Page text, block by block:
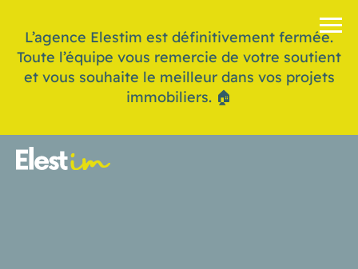
L’agence Elestim est définitivement fermée.
Toute l’équipe vous remercie de votre soutient
et vous souhaite le meilleur dans vos projets
immobiliers. 🏠